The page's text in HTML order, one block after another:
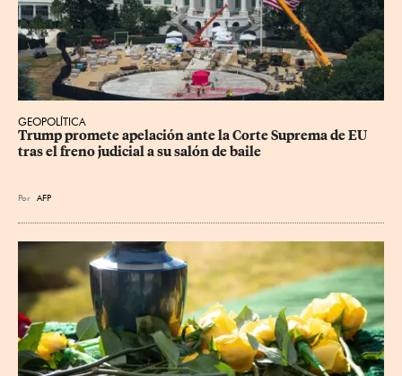
GEOPOLÍTICA
Trump promete apelación ante la Corte Suprema de EU
tras el freno judicial a su salón de baile
Por AFP